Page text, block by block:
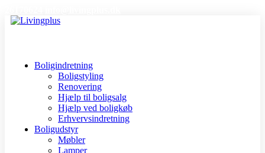
Boligindretning
Boligstyling
Renovering
Hjælp til boligsalg
Hjælp ved boligkøb
Erhvervsindretning
Boligudstyr
Møbler
Lamper